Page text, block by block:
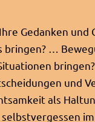
Gedanken und
bringen? …
und
als